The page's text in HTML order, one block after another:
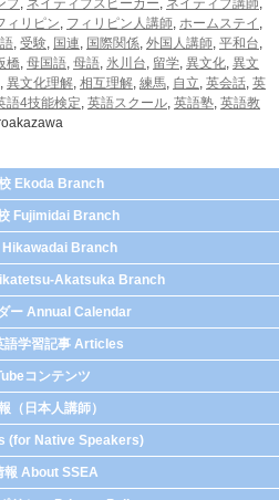
ィリピン フィリピン人講師 ホームステイ
受験 国連 国際関係 外国人講師 平和台
橋 母国語 母語 氷川台 留学 異文化 異文
異文化理解 相互理解 練馬 自立 英会話 英
語4技能検定 英語スクール 英語塾 英語教
Ekoda Branch
Fujimidai Branch
Hikawadai Branch
Akatsuka Branch
ー Annual Calendar
語学習記事 Articles
コンテンツ
（日本人講師）
(for Native Speakers)
報 About SSEA